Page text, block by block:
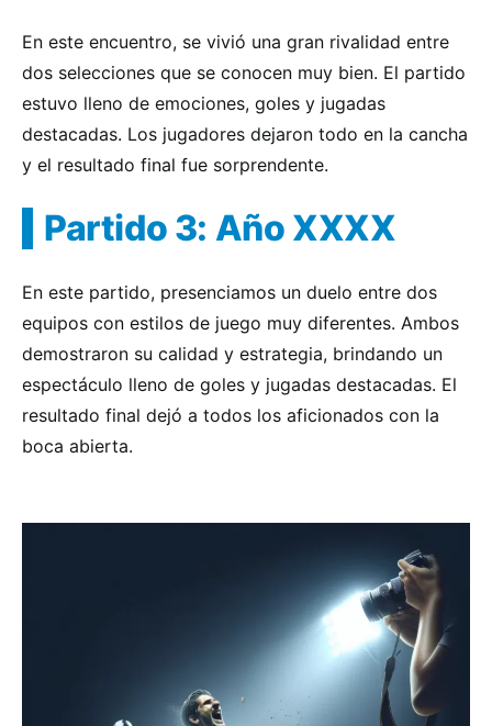
En este encuentro, se vivió una gran rivalidad entre
dos selecciones que se conocen muy bien. El partido
estuvo lleno de emociones, goles y jugadas
destacadas. Los jugadores dejaron todo en la cancha
y el resultado final fue sorprendente.
Partido 3: Año XXXX
En este partido, presenciamos un duelo entre dos
equipos con estilos de juego muy diferentes. Ambos
demostraron su calidad y estrategia, brindando un
espectáculo lleno de goles y jugadas destacadas. El
resultado final dejó a todos los aficionados con la
boca abierta.